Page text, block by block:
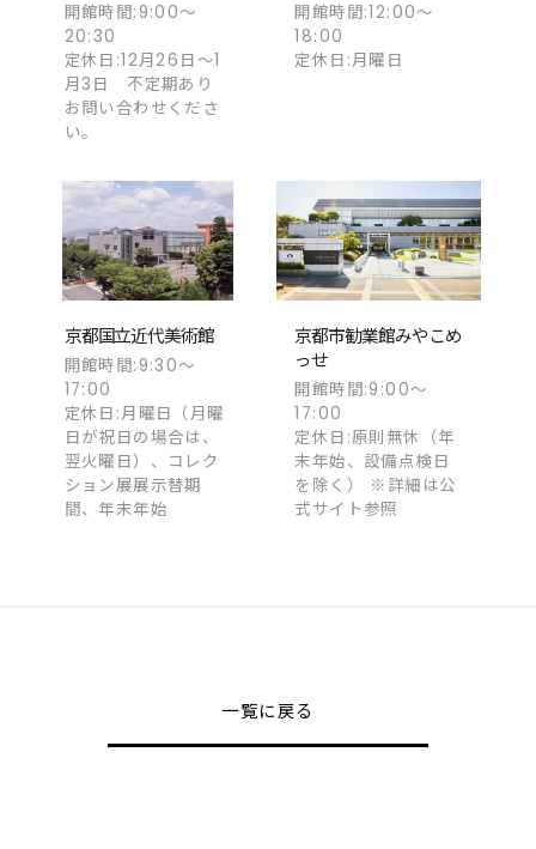
開館時間:9:00～
20:30
定休日:12月26日〜1
月3日 不定期あり
お問い合わせくださ
い。
開館時間:12:00～
18:00
定休日:月曜日
京都国立近代美術館
開館時間:9:30～
17:00
定休日:月曜日（月曜
日が祝日の場合は、
翌火曜日）、コレク
ション展展示替期
間、年末年始
京都市勧業館みやこめ
っせ
開館時間:9:00～
17:00
定休日:原則無休（年
末年始、設備点検日
を除く） ※詳細は公
式サイト参照
一覧に戻る